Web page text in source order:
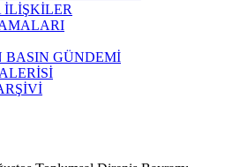
GÜNDEMİ